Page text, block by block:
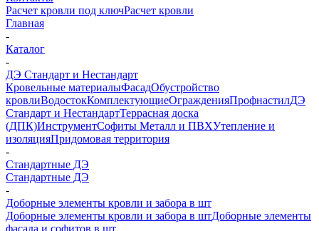
Расчет кровли под ключРасчет кровли
Главная
-
Каталог
-
ДЭ Стандарт и Нестандарт
Кровельные материалыФасадОбустройство
кровлиВодостокКомплектующиеОгражденияПрофнастилДЭ
Стандарт и НестандартТеррасная доска
(ДПК)ИнструментСофиты Металл и ПВХУтепление и
изоляцияПридомовая территория
-
Стандартные ДЭ
Стандартные ДЭ
-
Доборные элементы кровли и забора в шт
Доборные элементы кровли и забора в штДоборные элементы
фасада и софитов в шт